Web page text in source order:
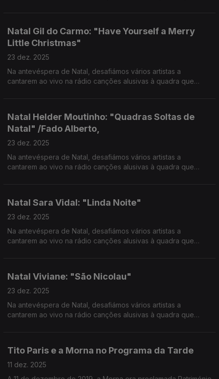
Natal Gil do Carmo: "Have Yourself a Merry
Little Christmas"
23 dez. 2025
Na antevéspera de Natal, desafiámos vários artistas a
cantarem ao vivo na rádio canções alusivas à quadra que
Natal Helder Moutinho: "Quadras Soltas de
Natal" /Fado Alberto,
23 dez. 2025
Na antevéspera de Natal, desafiámos vários artistas a
cantarem ao vivo na rádio canções alusivas à quadra que
Natal Sara Vidal: "Linda Noite"
23 dez. 2025
Na antevéspera de Natal, desafiámos vários artistas a
cantarem ao vivo na rádio canções alusivas à quadra que
Natal Viviane: "São Nicolau"
23 dez. 2025
Na antevéspera de Natal, desafiámos vários artistas a
cantarem ao vivo na rádio canções alusivas à quadra que
Tito Paris e a Morna no Programa da Tarde
11 dez. 2025